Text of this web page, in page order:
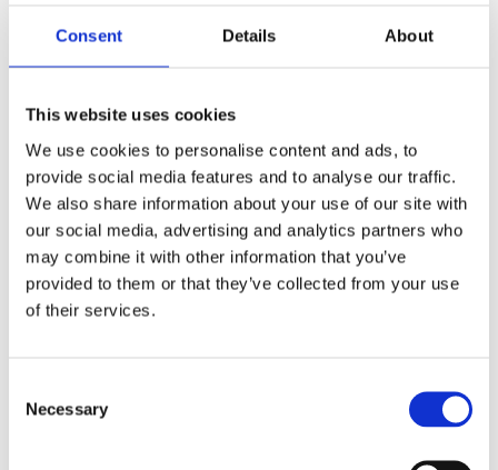
Consent Details About
This website uses cookies
We use cookies to personalise content and ads, to
provide social media features and to analyse our traffic.
We also share information about your use of our site with
our social media, advertising and analytics partners who
may combine it with other information that you’ve
provided to them or that they’ve collected from your use
of their services.
Selection
Necessary
a lead time of 2-4 weeks on replenishment orders (
2000 pcs).
approximately 1,400 to 1,800 new items per year, the
our external designer network, and some by
customer-delivered CADs.
Our market segmentation consists of several major
retailers, wholesalers, diamond dealers, and multiple
international brands. Our main delivery destinations
include Australia, New Zealand, the United Kingdom,
France, Denmark, Sweden, Italy, Israel, and the USA.